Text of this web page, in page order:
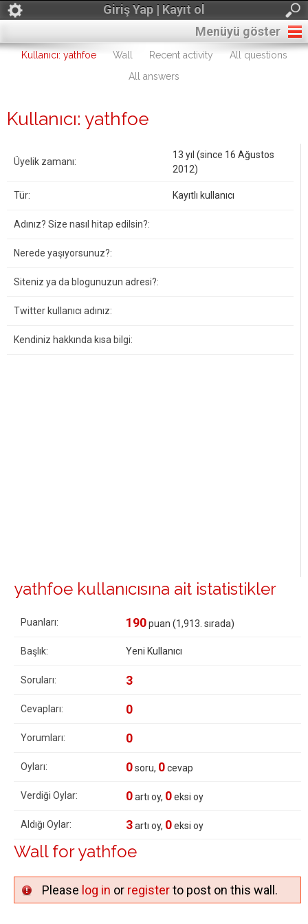
Giriş Yap | Kayıt ol
Menüyü göster
Kullanıcı: yathfoe Wall Recent activity
All questions
All answers
Kullanıcı: yathfoe
Üyelik zamanı:
13 yıl (since 16 Ağustos
2012)
Tür: Kayıtlı kullanıcı
Adınız? Size nasıl hitap edilsin?:
Nerede yaşıyorsunuz?:
Siteniz ya da blogunuzun adresi?:
Twitter kullanıcı adınız:
Kendiniz hakkında kısa bilgi:
yathfoe kullanıcısına ait istatistikler
Puanları: 190puan (1,913 . sırada)
Başlık: Yeni Kullanıcı
Soruları: 3
Cevapları: 0
Yorumları: 0
Oyları: 0soru, 0cevap
Verdiği Oylar: 0artı oy, 0eksi oy
Aldığı Oylar: 3artı oy, 0eksi oy
Wall for yathfoe
Please log in or registerto post on this wall.